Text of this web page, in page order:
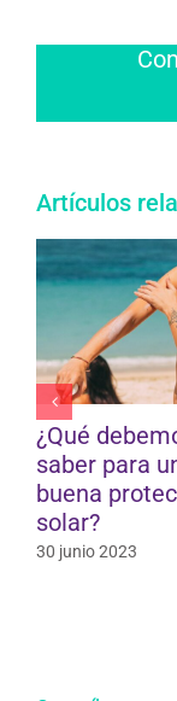
Artículos
¿Qué
saber para
buena
solar?
30 junio 2023